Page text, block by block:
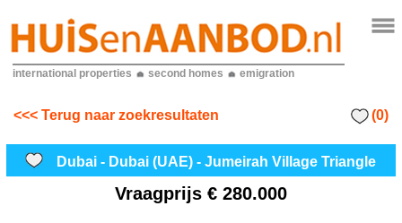
international properties second homes emigration
<<< Terug naar zoekresultaten (0)
Dubai - Dubai (UAE) - Jumeirah Village Triangle
Vraagprijs € 280.000